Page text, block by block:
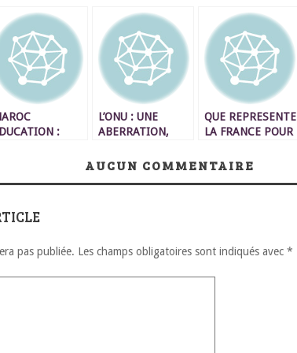
:
L’ONU : UNE
ABERRATION,
QUE REPRESENTE
LA FRANCE POUR
MAGHREBINS EX
AUCUN COMMENTAIRE
pas publiée. Les champs obligatoires sont indiqués avec *